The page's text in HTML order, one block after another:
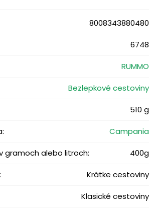
8008343880480
6748
RUMMO
Bezlepkové cestoviny
510 g
Campania
gramoch alebo litroch: 400g
Krátke cestoviny
Klasické cestoviny